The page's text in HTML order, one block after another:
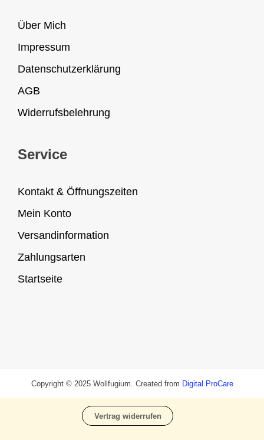
Über Mich
Impressum
Datenschutzerklärung
AGB
Widerrufsbelehrung
Service
Kontakt & Öffnungszeiten
Mein Konto
Versandinformation
Zahlungsarten
Startseite
Copyright © 2025 Wollfugium. Created from Digital ProCare
Vertrag widerrufen